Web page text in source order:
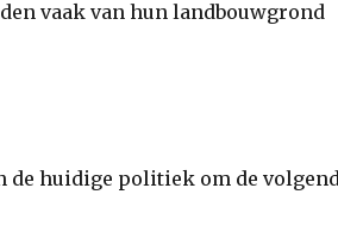
vaak van hun landbouwgrond
de huidige politiek om de